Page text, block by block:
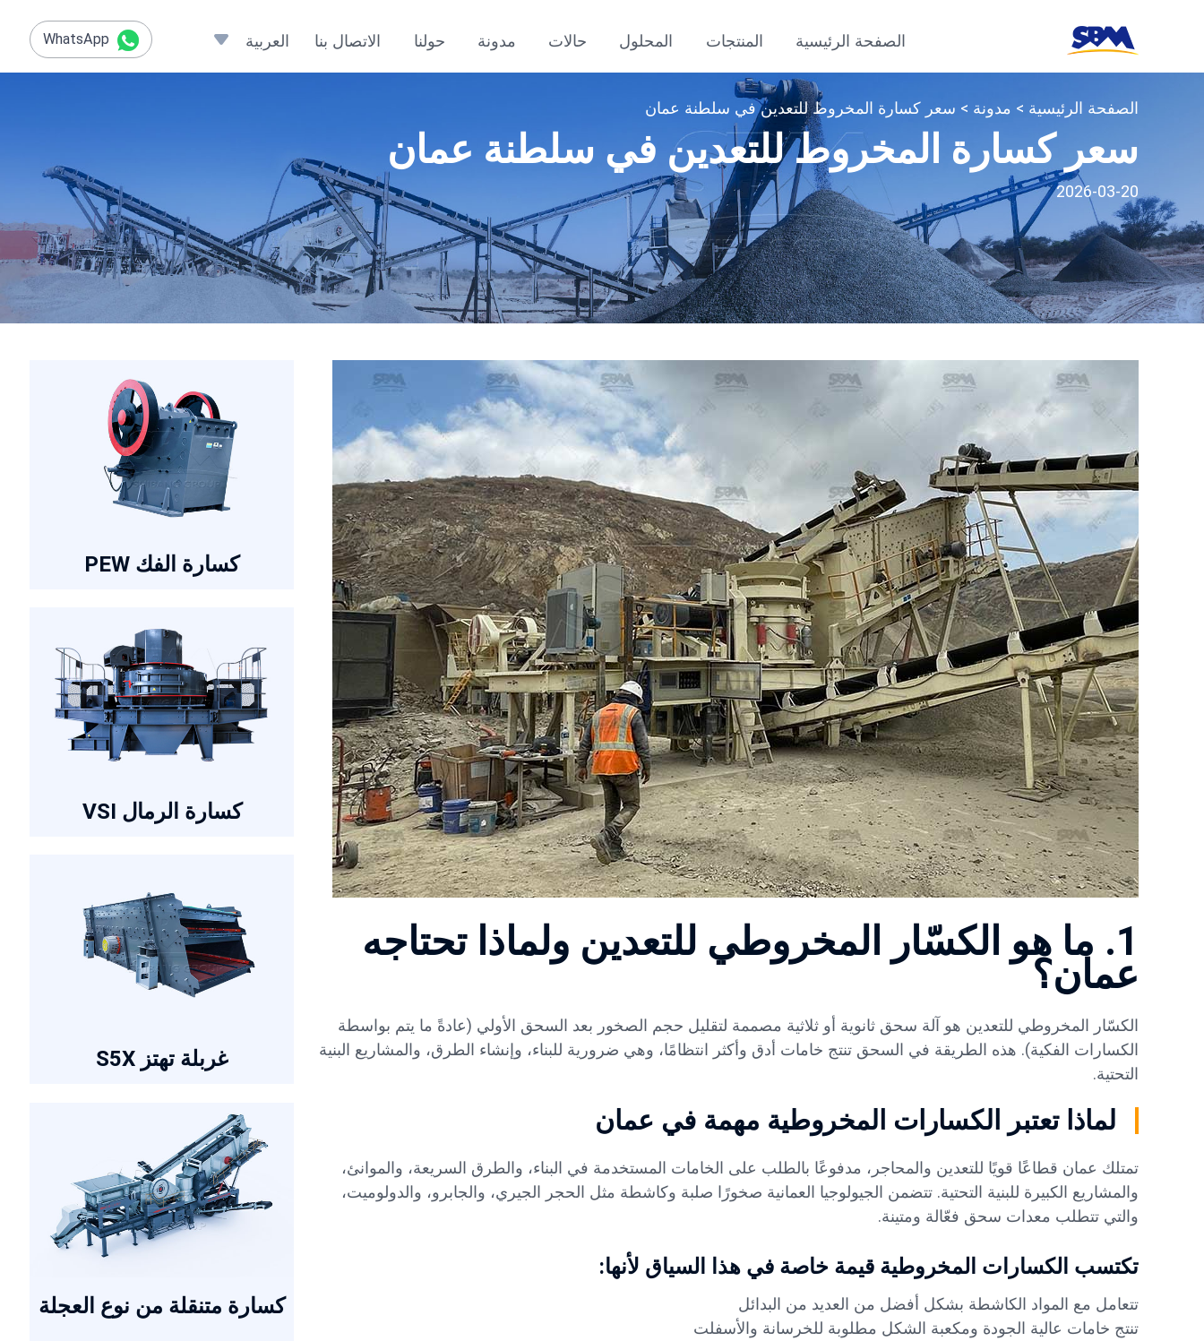
الصفحة الرئيسية المنتجات المحلول حالات مدونة حولنا الاتصال بنا العربية
الصفحة الرئيسية > مدونة > سعر كسارة المخروط للتعدين في سلطنة عمان
سعر كسارة المخروط للتعدين في سلطنة عمان
2026-03-20
1. ما هو الكسّار المخروطي للتعدين ولماذا تحتاجه
عمان؟
الكسّار المخروطي للتعدين هو آلة سحق ثانوية أو ثلاثية مصممة لتقليل حجم الصخور بعد السحق الأولي (عادةً ما يتم بواسطة
الكسارات الفكية). هذه الطريقة في السحق تنتج خامات أدق وأكثر انتظامًا، وهي ضرورية للبناء، وإنشاء الطرق، والمشاريع البنية
التحتية.
لماذا تعتبر الكسارات المخروطية مهمة في عمان
تمتلك عمان قطاعًا قويًا للتعدين والمحاجر، مدفوعًا بالطلب على الخامات المستخدمة في البناء، والطرق السريعة، والموانئ،
والمشاريع الكبيرة للبنية التحتية. تتضمن الجيولوجيا العمانية صخورًا صلبة وكاشطة مثل الحجر الجيري، والجابرو، والدولوميت،
والتي تتطلب معدات سحق فعّالة ومتينة.
تكتسب الكسارات المخروطية قيمة خاصة في هذا السياق لأنها:
تتعامل مع المواد الكاشطة بشكل أفضل من العديد من البدائل
تنتج خامات عالية الجودة ومكعبة الشكل مطلوبة للخرسانة والأسفلت
كسارة الفك PEW
كسارة الرمال VSI
غربلة تهتز S5X
كسارة متنقلة من نوع العجلة